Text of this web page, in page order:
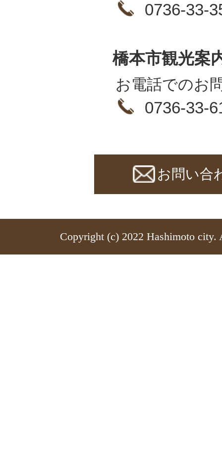
0736-33-
橋本市観光案
お電話でのお
0736-33-
お問い合
Copyright (c) 2022 Hashimoto city.